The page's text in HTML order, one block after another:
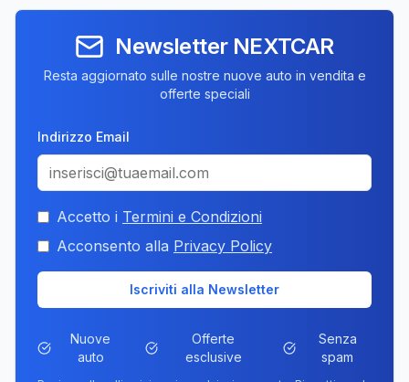
Newsletter NEXTCAR
Resta aggiornato sulle nostre nuove auto in vendita e
offerte speciali
Indirizzo Email
Accetto i Termini e Condizioni
Acconsento alla Privacy Policy
Iscriviti alla Newsletter
Nuove
auto
Offerte
esclusive
Senza
spam